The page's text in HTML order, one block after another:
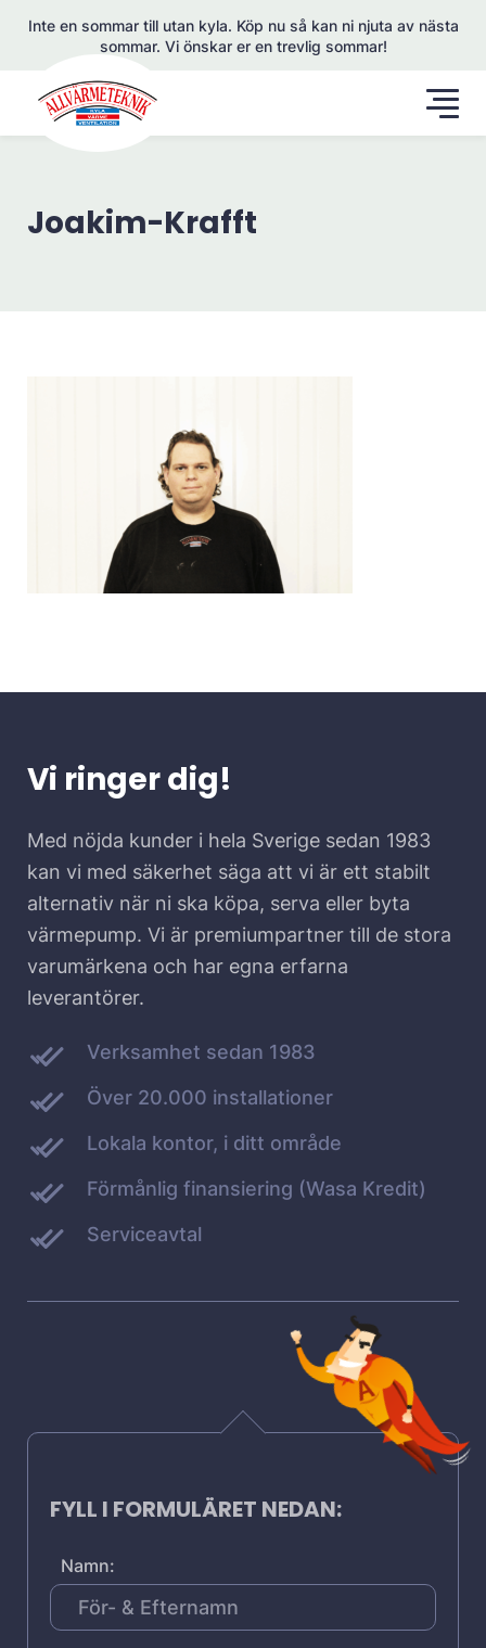
Inte en sommar till utan kyla. Köp nu så kan ni njuta av nästa
sommar. Vi önskar er en trevlig sommar!
Joakim-Krafft
Vi ringer dig!
Med nöjda kunder i hela Sverige sedan 1983
kan vi med säkerhet säga att vi är ett stabilt
alternativ när ni ska köpa, serva eller byta
värmepump. Vi är premiumpartner till de stora
varumärkena och har egna erfarna
leverantörer.
Verksamhet sedan 1983
Över 20.000 installationer
Lokala kontor, i ditt område
Förmånlig finansiering (Wasa Kredit)
Serviceavtal
FYLL I FORMULÄRET NEDAN:
Namn: